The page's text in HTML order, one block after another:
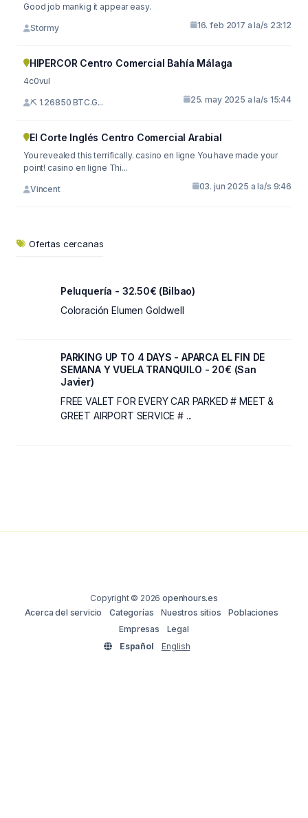
Good job mankig it appear easy.
Stormy 16. feb 2017 a la/s 23:12
HIPERCOR Centro Comercial Bahía Málaga
4c0vul
⛏ 1.26850 BTC.G... 25. may 2025 a la/s 15:44
El Corte Inglés Centro Comercial Arabial
You revealed this terrifically. casino en ligne You have made your
point! casino en ligne Thi...
Vincent 03. jun 2025 a la/s 9:46
Ofertas cercanas
Peluquería - 32.50€ (Bilbao)
Coloración Elumen Goldwell
PARKING UP TO 4 DAYS - APARCA EL FIN DE
SEMANA Y VUELA TRANQUILO - 20€ (San
Javier)
FREE VALET FOR EVERY CAR PARKED # MEET &
GREET AIRPORT SERVICE # ...
Copyright © 2026openhours.es
Acerca del servicio
Categorías Nuestros sitios
Poblaciones
Empresas
Legal
Español
English